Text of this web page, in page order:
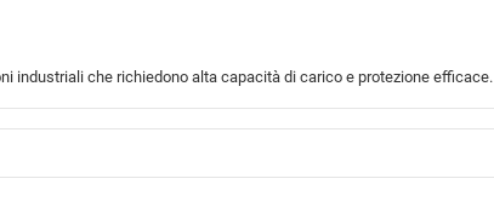
industriali che richiedono alta capacità di carico e protezione efficace.